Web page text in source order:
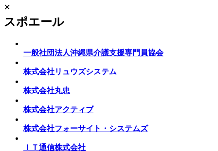
×
スポエール
一般社団法人沖縄県介護支援専門員協会
株式会社リュウズシステム
株式会社丸忠
株式会社アクティブ
株式会社フォーサイト・システムズ
ＩＴ通信株式会社